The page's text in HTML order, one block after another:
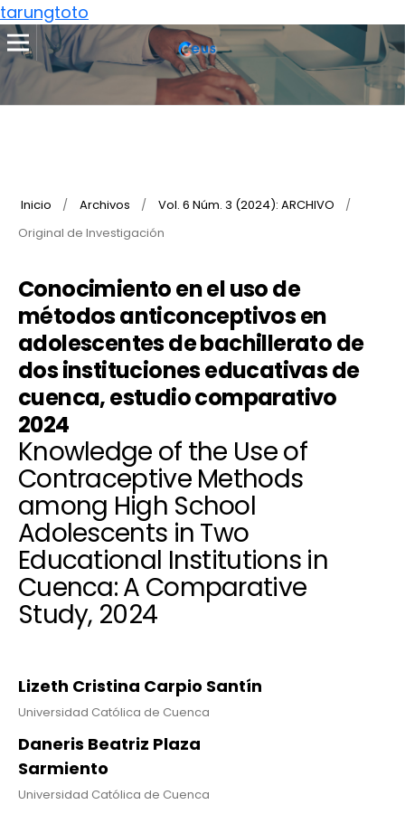
tarungtoto
Inicio / Archivos / Vol. 6 Núm. 3 (2024): ARCHIVO
/
Original de Investigación
Conocimiento en el uso de
métodos anticonceptivos en
adolescentes de bachillerato de
dos instituciones educativas de
cuenca, estudio comparativo
2024
Knowledge of the Use of
Contraceptive Methods
among High School
Adolescents in Two
Educational Institutions in
Cuenca: A Comparative
Study, 2024
Lizeth Cristina Carpio Santín
Universidad Católica de Cuenca
Daneris Beatriz Plaza
Sarmiento
Universidad Católica de Cuenca